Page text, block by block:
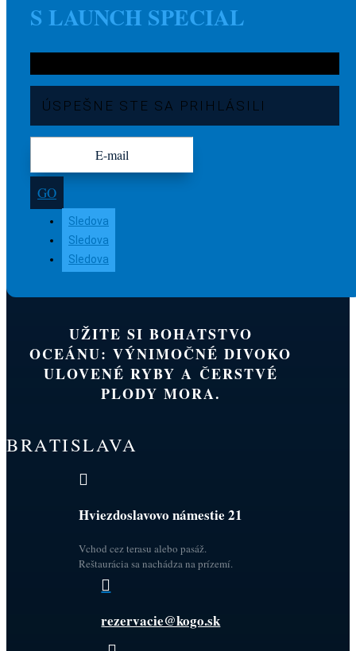
S LAUNCH SPECIAL
ÚSPEŠNE STE SA PRIHLÁSILI
GO
Sledova
Sledova
Sledova
UŽITE SI BOHATSTVO
OCEÁNU: VÝNIMOČNÉ DIVOKO
ULOVENÉ RYBY A ČERSTVÉ
PLODY MORA.
BRATISLAVA

Hviezdoslavovo námestie 21
Vchod cez terasu alebo pasáž.
Reštaurácia sa nachádza na prízemí.

rezervacie@kogo.sk